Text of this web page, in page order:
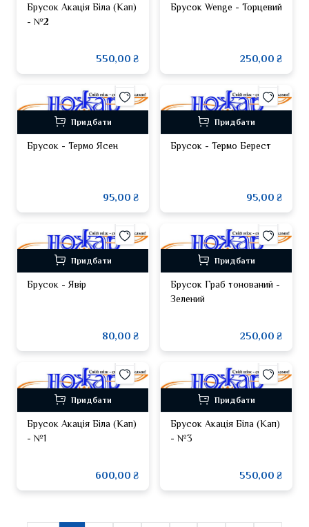
Брусок Акація Біла (Кап)
- №2
550,00 ₴
Брусок Wenge - Торцевий
250,00 ₴
Придбати
Брусок - Термо Ясен
95,00 ₴
Придбати
Брусок - Термо Берест
95,00 ₴
Придбати
Брусок - Явір
80,00 ₴
Придбати
Брусок Граб тонований -
Зелений
250,00 ₴
Придбати
Брусок Акація Біла (Кап)
- №1
600,00 ₴
Придбати
Брусок Акація Біла (Кап)
- №3
550,00 ₴